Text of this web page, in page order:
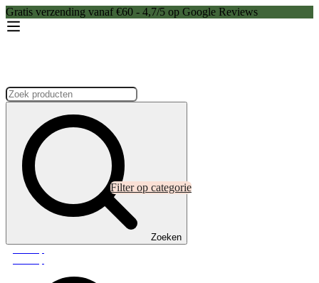
Gratis verzending vanaf €60 - 4,7/5 op Google Reviews
Zoeken:
Zoeken
Filter op categorie